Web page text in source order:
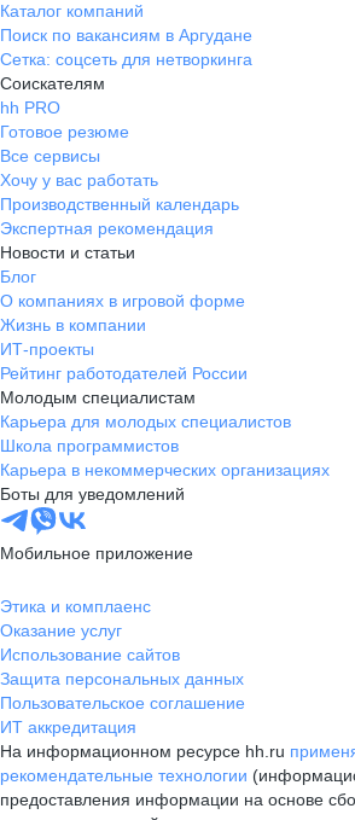
Каталог компаний
Поиск по вакансиям в Аргудане
Сетка: соцсеть для нетворкинга
Соискателям
hh PRO
Готовое резюме
Все сервисы
Хочу у вас работать
Производственный календарь
Экспертная рекомендация
Новости и статьи
Блог
О компаниях в игровой форме
Жизнь в компании
ИТ-проекты
Рейтинг работодателей России
Молодым специалистам
Карьера для молодых специалистов
Школа программистов
Карьера в некоммерческих организациях
Боты для уведомлений
Мобильное приложение
Этика и комплаенс
Оказание услуг
Использование сайтов
Защита персональных данных
Пользовательское соглашение
ИТ аккредитация
На информационном ресурсе hh.ru
рекомендательные технологии
предоставления информации на основе